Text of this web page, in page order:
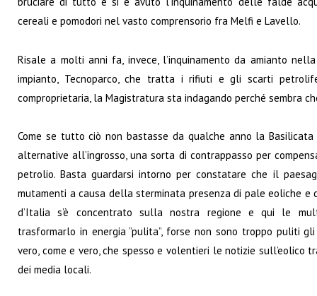
cereali e pomodori nel vasto comprensorio fra Melfi e Lavello.
Risale a molti anni fa, invece, l’inquinamento da amianto
impianto, Tecnoparco, che tratta i rifiuti e gli scarti
comproprietaria, la Magistratura sta indagando perché sembra
Come se tutto ciò non bastasse da qualche anno la
alternative all’ingrosso, una sorta di contrappasso per
petrolio. Basta guardarsi intorno per constatare che il
mutamenti a causa della sterminata presenza di pale eoliche e
d’Italia s’è concentrato sulla nostra regione e qui le
trasformarlo in energia ”pulita”, forse non sono troppo puliti
vero, come e vero, che spesso e volentieri le notizie sull’eolico
dei media locali.